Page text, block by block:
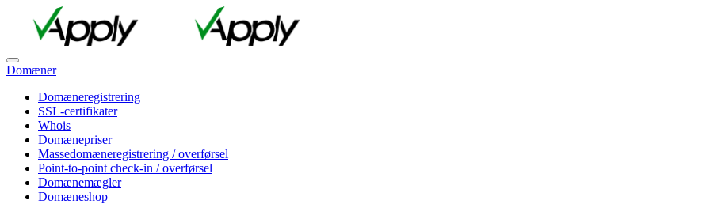
Domæner
Domæneregistrering
SSL-certifikater
Whois
Domænepriser
Massedomæneregistrering / overførsel
Point-to-point check-in / overførsel
Domænemægler
Domæneshop